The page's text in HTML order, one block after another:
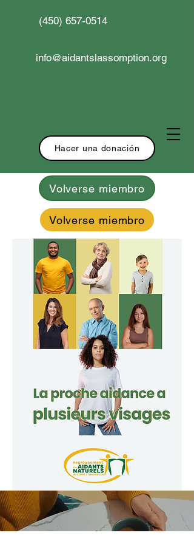
Volverse miembro
Volverse miembro
(450) 657-0514
info@aidantslassomption.org
Hacer una donación